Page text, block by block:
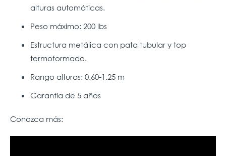
alturas automáticas.
Peso máximo: 200 lbs
Estructura metálica con pata tubular y top
termoformado.
Rango alturas: 0.60-1.25 m
Garantía de 5 años
Conozca más: